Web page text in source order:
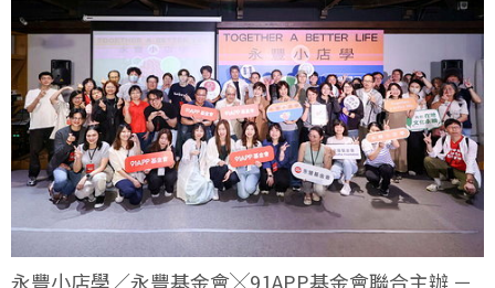
永豐小店學／永豐基金會╳91APP基金會聯合主辦 －